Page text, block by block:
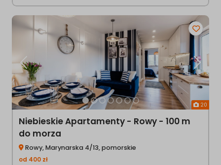
20
Poprzednia
Niebieskie Apartamenty - Rowy - 100 m
do morza
Rowy, Marynarska 4/13, pomorskie
od 400 zł